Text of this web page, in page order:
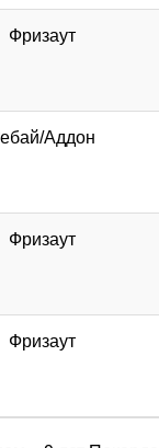
Фризаут
Аддон
Фризаут
Фризаут